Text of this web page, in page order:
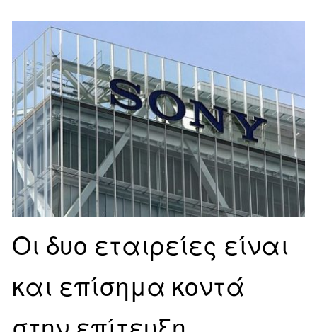
Οι δυο εταιρείες είναι
και επίσημα κοντά